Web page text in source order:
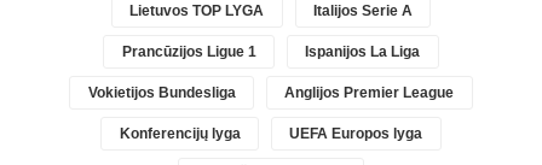
Lietuvos TOP LYGA Italijos Serie A
Prancūzijos Ligue 1 Ispanijos La Liga
Vokietijos Bundesliga Anglijos Premier League
Konferencijų lyga UEFA Europos lyga